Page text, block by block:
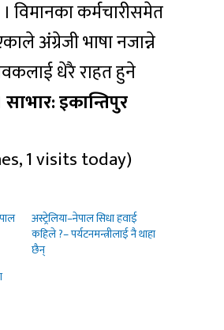
विमानका कर्मचारीसमेत
अंग्रेजी भाषा नजान्ने
धेरै राहत हुने
साभार: इकान्तिपुर
1 visits today)
अस्ट्रेलिया–नेपाल सिधा हवाई
कहिले ?– पर्यटनमन्त्रीलाई नै थाहा
छैन्